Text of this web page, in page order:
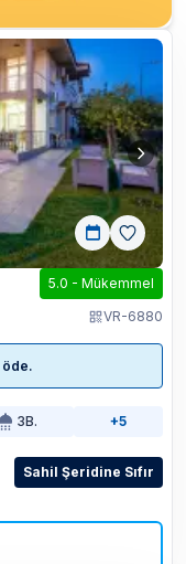
5.0 - Mükemmel
VR-6880
öde.
3B. +5
Sahil Şeridine Sıfır